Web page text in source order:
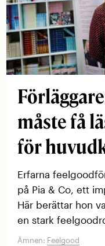
måste få
för
Erfarna
på Pia & Co, ett
Här berättar hon
en stark
Ämnen: Feelgood